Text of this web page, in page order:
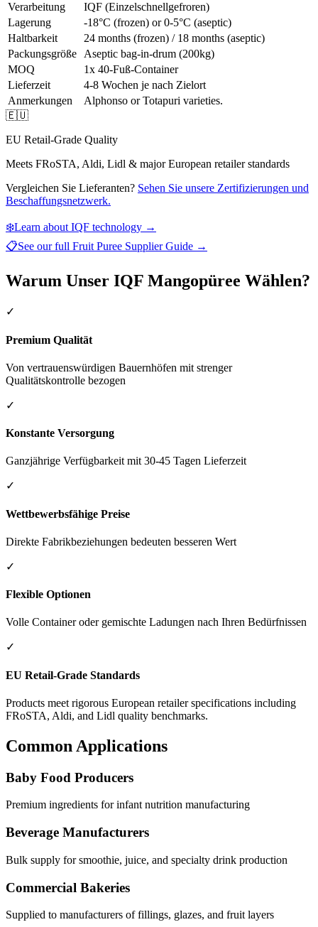
Verarbeitung
IQF (Einzelschnellgefroren)
Lagerung
-18°C (frozen) or 0-5°C (aseptic)
Haltbarkeit
24 months (frozen) / 18 months (aseptic)
Packungsgröße Aseptic bag-in-drum (200kg)
MOQ
1x 40-Fuß-Container
Lieferzeit
4-8 Wochen je nach Zielort
Anmerkungen
Alphonso or Totapuri varieties.
🇪🇺
EU Retail-Grade Quality
Meets FRoSTA, Aldi, Lidl & major European retailer standards
Vergleichen Sie Lieferanten? Sehen Sie unsere Zertifizierungen und
Beschaffungsnetzwerk.
❄️Learn about IQF technology →
📋See our full Fruit Puree Supplier Guide →
Warum Unser IQF Mangopüree Wählen?
✓
Premium Qualität
Von vertrauenswürdigen Bauernhöfen mit strenger
Qualitätskontrolle bezogen
✓
Konstante Versorgung
Ganzjährige Verfügbarkeit mit 30-45 Tagen Lieferzeit
✓
Wettbewerbsfähige Preise
Direkte Fabrikbeziehungen bedeuten besseren Wert
✓
Flexible Optionen
Volle Container oder gemischte Ladungen nach Ihren Bedürfnissen
✓
EU Retail-Grade Standards
Products meet rigorous European retailer specifications including
FRoSTA, Aldi, and Lidl quality benchmarks.
Common Applications
Baby Food Producers
Premium ingredients for infant nutrition manufacturing
Beverage Manufacturers
Bulk supply for smoothie, juice, and specialty drink production
Commercial Bakeries
Supplied to manufacturers of fillings, glazes, and fruit layers